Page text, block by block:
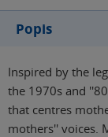
Popis
Inspired by the
the 1970s and
that centres
mothers'' voices.